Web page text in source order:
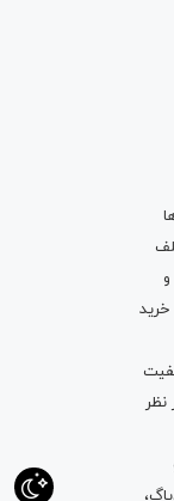
خرید
،